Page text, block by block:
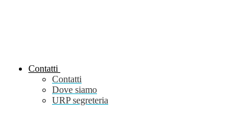
Contatti
Contatti
Dove siamo
URP segreteria